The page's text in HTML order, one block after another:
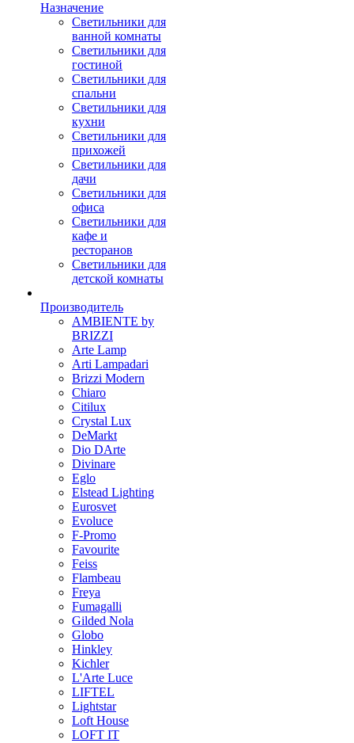
Назначение
Светильники для
ванной комнаты
Светильники для
гостиной
Светильники для
спальни
Светильники для
кухни
Светильники для
прихожей
Светильники для
дачи
Светильники для
офиса
Светильники для
кафе и
ресторанов
Светильники для
детской комнаты
Производитель
AMBIENTE by
BRIZZI
Arte Lamp
Arti Lampadari
Brizzi Modern
Chiaro
Citilux
Crystal Lux
DeMarkt
Dio DArte
Divinare
Eglo
Elstead Lighting
Eurosvet
Evoluce
F-Promo
Favourite
Feiss
Flambeau
Freya
Fumagalli
Gilded Nola
Globo
Hinkley
Kichler
L'Arte Luce
LIFTEL
Lightstar
Loft House
LOFT IT